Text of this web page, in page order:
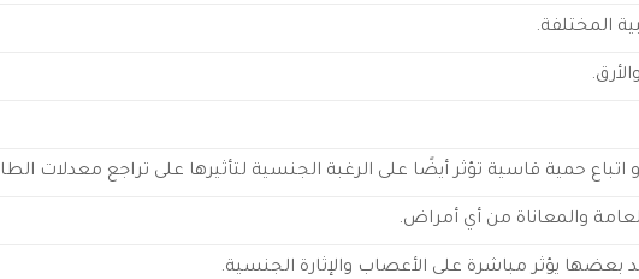
المختلفة.
اتباع حمية قاسية تؤثر أيضًا على الرغبة الجنسية لتأثيرها على تراجع معدلات
والمعاناة من أي أمراض.
بعضها يؤثر مباشرة على الأعصاب والإثارة الجنسية.